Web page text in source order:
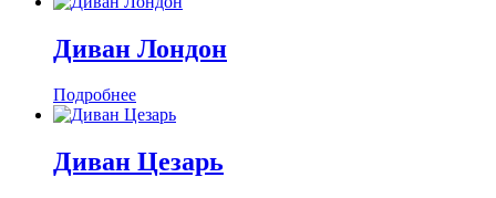
Диван Лондон
Подробнее
Диван Цезарь